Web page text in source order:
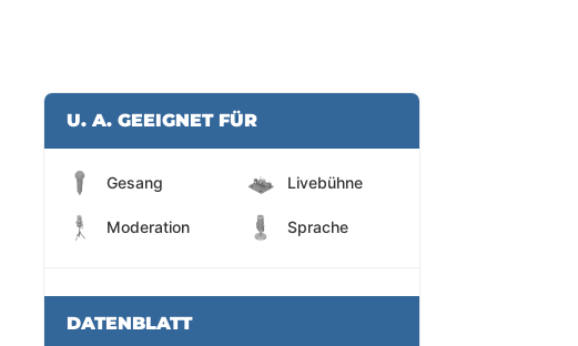
U. A. GEEIGNET FÜR
Gesang Livebühne
Moderation Sprache
DATENBLATT